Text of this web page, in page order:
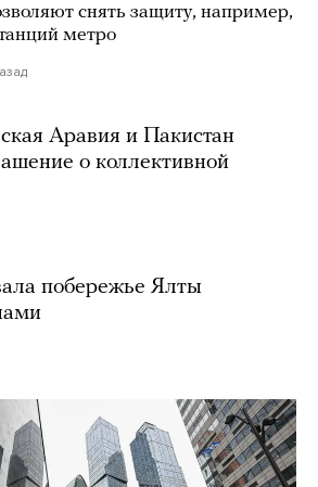
снять защиту, например,
метро
Аравия и Пакистан
о коллективной
побережье Ялты